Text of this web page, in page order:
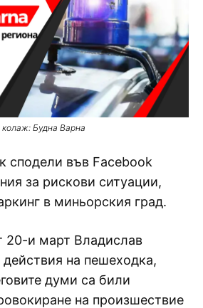
колаж: Будна Варна
сподели във Facebook
за рискови ситуации,
в миньорския град.
20-и март Владислав
на пешеходка,
думи са били
на произшествие